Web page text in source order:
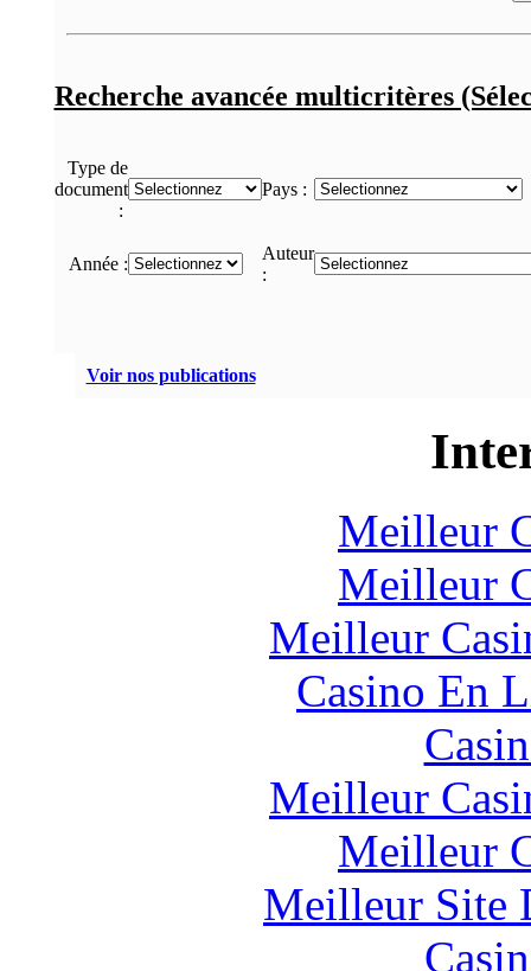
Recherche avancée multicritères
Type de
document
:
Pays :
Année :
Auteur
:
Voir nos publications
Meilleur
Meilleur
Meilleur
Casino En
Meilleur
Meilleur
Meilleur Site